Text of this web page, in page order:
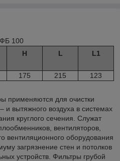
H L L1
175 215
123
применяются для очистки
и вытяжного воздуха в системах
круглого сечения. Служат
вентиляторов,
вентиляционного оборудования
загрязнение стен и потолков
устройств. Фильтры грубой